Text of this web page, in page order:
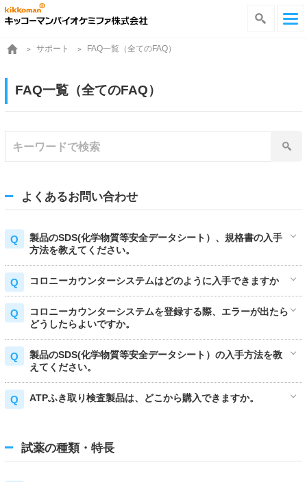
サポート FAQ一覧（全てのFAQ）
FAQ一覧（全てのFAQ）
よくあるお問い合わせ
製品のSDS(化学物質等安全データシート）、規格書の入手
方法を教えてください。
コロニーカウンターシステムはどのように入手できますか
コロニーカウンターシステムを登録する際、エラーが出たら
どうしたらよいですか。
製品のSDS(化学物質等安全データシート）の入手方法を教
えてください。
ATPふき取り検査製品は、どこから購入できますか。
試薬の種類・特長